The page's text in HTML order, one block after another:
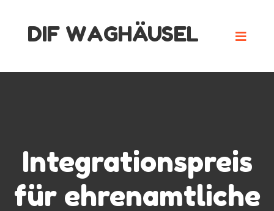
DIF WAGHÄUSEL
Integrationspreis
für ehrenamtliche